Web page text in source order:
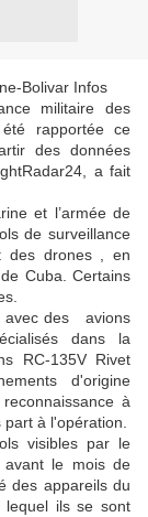
Bolivar Infos
militaire des
rapportée ce
des données
a fait
et l’armée de
de surveillance
des drones , en
Cuba. Certains
avec des avions
dans la
RC-135V Rivet
d'origine
à
à l'opération.
visibles par le
le mois de
des appareils du
lequel ils se sont